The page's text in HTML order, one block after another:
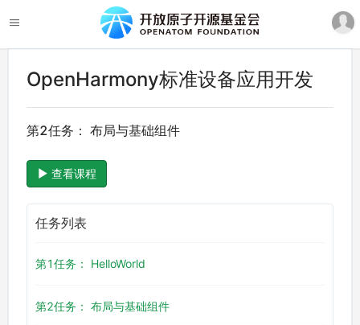
OpenHarmony标准设备应用开发
第2任务： 布局与基础组件
查看课程
任务列表
第1任务： HelloWorld
第2任务： 布局与基础组件